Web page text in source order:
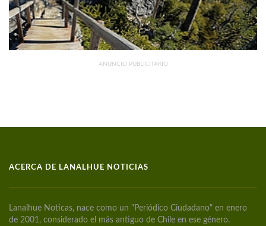
ANUNCIO PUBLICITARIO
ACERCA DE LANALHUE NOTICIAS
Lanalhue Noticas, nace como un "Periódico Ciudadano" en enero
de 2001, considerado el más antiguo de Chile en ese género.